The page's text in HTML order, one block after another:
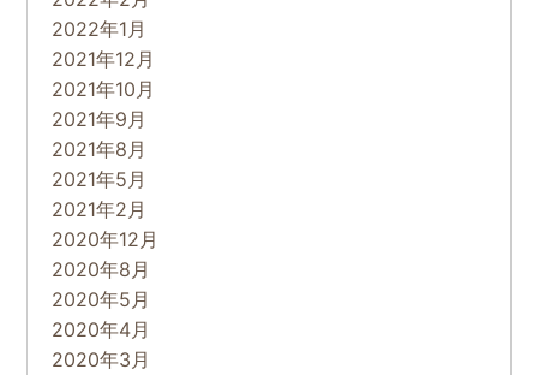
2022年1月
2021年12月
2021年10月
2021年9月
2021年8月
2021年5月
2021年2月
2020年12月
2020年8月
2020年5月
2020年4月
2020年3月